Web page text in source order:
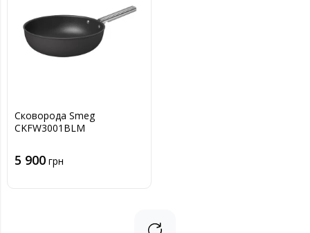
Сковорода Smeg
CKFW3001BLM
5 900 грн